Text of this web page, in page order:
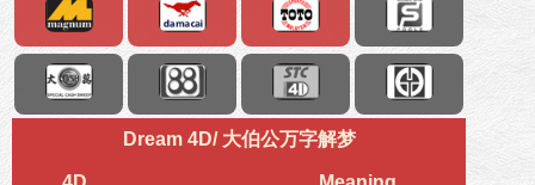
Dream 4D/ 大伯公万字解梦